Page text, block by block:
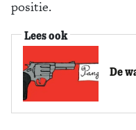
positie.
Lees ook
De